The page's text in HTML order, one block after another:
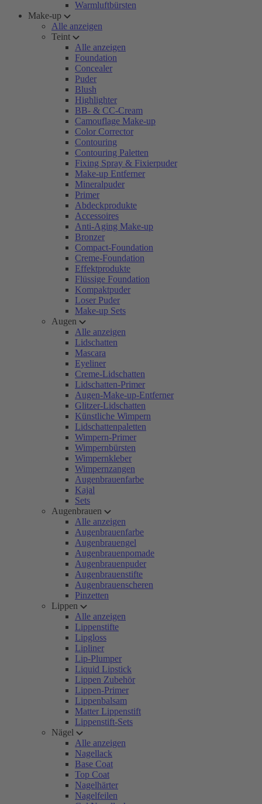
Warmluftbürsten
Make-up
Alle anzeigen
Teint
Alle anzeigen
Foundation
Concealer
Puder
Blush
Highlighter
BB- & CC-Cream
Camouflage Make-up
Color Corrector
Contouring
Contouring Paletten
Fixing Spray & Fixierpuder
Make-up Entferner
Mineralpuder
Primer
Abdeckprodukte
Accessoires
Anti-Aging Make-up
Bronzer
Compact-Foundation
Creme-Foundation
Effektprodukte
Flüssige Foundation
Kompaktpuder
Loser Puder
Make-up Sets
Augen
Alle anzeigen
Lidschatten
Mascara
Eyeliner
Creme-Lidschatten
Lidschatten-Primer
Augen-Make-up-Entferner
Glitzer-Lidschatten
Künstliche Wimpern
Lidschattenpaletten
Wimpern-Primer
Wimpernbürsten
Wimpernkleber
Wimpernzangen
Augenbrauenfarbe
Kajal
Sets
Augenbrauen
Alle anzeigen
Augenbrauenfarbe
Augenbrauengel
Augenbrauenpomade
Augenbrauenpuder
Augenbrauenstifte
Augenbrauenscheren
Pinzetten
Lippen
Alle anzeigen
Lippenstifte
Lipgloss
Lipliner
Lip-Plumper
Liquid Lipstick
Lippen Zubehör
Lippen-Primer
Lippenbalsam
Matter Lippenstift
Lippenstift-Sets
Nägel
Alle anzeigen
Nagellack
Base Coat
Top Coat
Nagelhärter
Nagelfeilen